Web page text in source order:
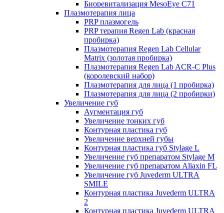
Биоревитализация MesoEye C71
Плазмотерапия лица
PRP плазмогель
PRP терапия Regen Lab (красная
пробирка)
Плазмотерапия Regen Lab Cellular
Matrix (золотая пробирка)
Плазмотерапия Regen Lab ACR-C Plus
(королевский набор)
Плазмотерапия для лица (1 пробирка)
Плазмотерапия для лица (2 пробирки)
Увеличение губ
Аугментация губ
Увеличение тонких губ
Контурная пластика губ
Увеличение верхней губы
Контурная пластика губ Stylage L
Увеличение губ препаратом Stylage M
Увеличение губ препаратом Aliaxin FL
Увеличение губ Juvederm ULTRA
SMILE
Контурная пластика Juvederm ULTRA
2
Контурная пластика Juvederm ULTRA